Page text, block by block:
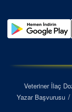
Veteriner İlaç
Yazar Başvurusu